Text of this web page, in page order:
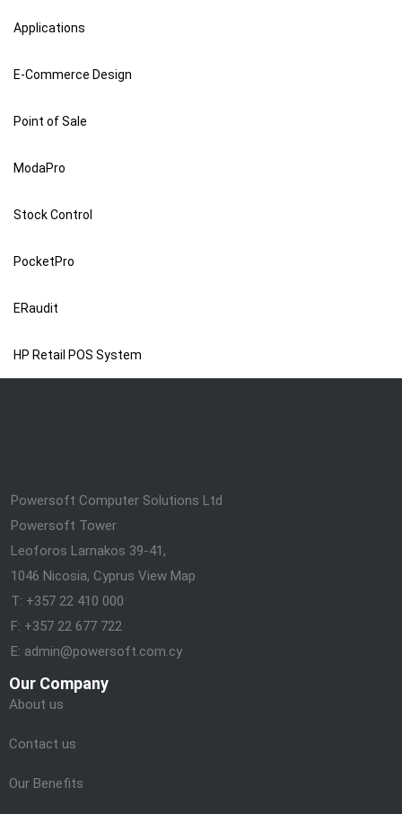
Applications
E-Commerce Design
Point of Sale
ModaPro
Stock Control
PocketPro
ERaudit
HP Retail POS System
Powersoft Computer Solutions Ltd
Powersoft Tower
Leoforos Larnakos 39-41,
1046 Nicosia, Cyprus View Map
T: +357 22 410 000
F: +357 22 677 722
E: admin@powersoft.com.cy
Our Company
About us
Contact us
Our Benefits